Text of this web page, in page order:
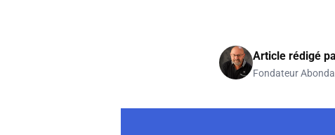
Article rédigé
Fondateur